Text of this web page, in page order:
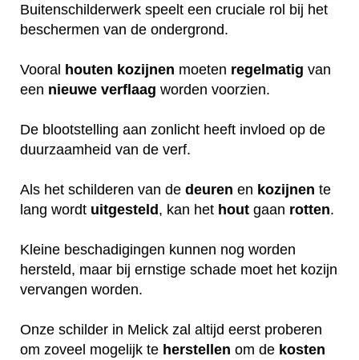
Buitenschilderwerk speelt een cruciale rol bij het
beschermen van de ondergrond.
Vooral houten kozijnen moeten regelmatig van
een nieuwe verflaag worden voorzien.
De blootstelling aan zonlicht heeft invloed op de
duurzaamheid van de verf.
Als het schilderen van de deuren en kozijnen te
lang wordt uitgesteld, kan het hout gaan rotten.
Kleine beschadigingen kunnen nog worden
hersteld, maar bij ernstige schade moet het kozijn
vervangen worden.
Onze schilder in Melick zal altijd eerst proberen
om zoveel mogelijk te herstellen om de kosten